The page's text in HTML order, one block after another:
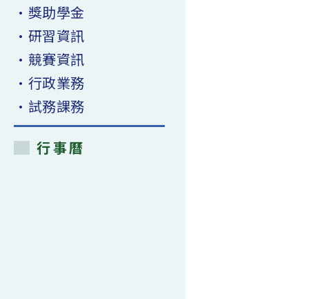
•獎助學金
•研習資訊
•競賽資訊
•行政業務
•試務課務
行事曆